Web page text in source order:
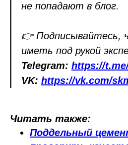
не попадают в блог.
👉 Подписывайтесь,
иметь под рукой
Telegram: https://
VK: https://vk.com/
Читать также:
Поддельный